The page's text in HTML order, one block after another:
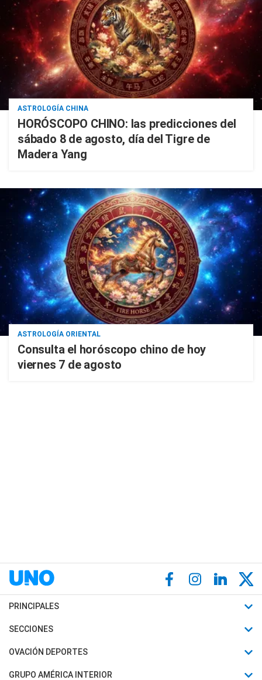
ASTROLOGÍA CHINA
HORÓSCOPO CHINO: las predicciones del
sábado 8 de agosto, día del Tigre de
Madera Yang
ASTROLOGÍA ORIENTAL
Consulta el horóscopo chino de hoy
viernes 7 de agosto
PRINCIPALES
Últimas Noticias
Política
SECCIONES
Horóscopo
Motores
OVACIÓN DEPORTES
Fútbol
GRUPO AMÉRICA INTERIOR